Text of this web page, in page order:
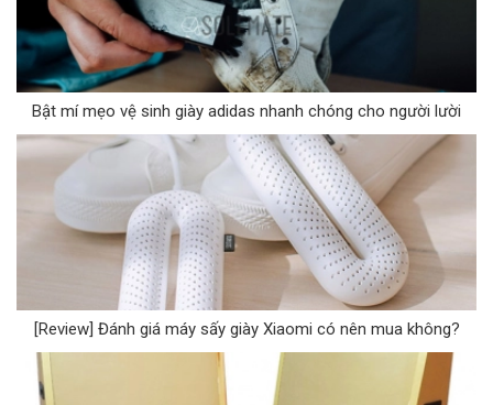
Bật mí mẹo vệ sinh giày adidas nhanh chóng cho người lười
[Review] Đánh giá máy sấy giày Xiaomi có nên mua không?